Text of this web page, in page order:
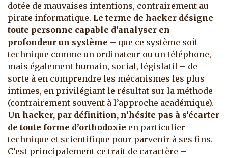
dotée de mauvaises intentions, contrairement au
pirate informatique. Le terme de hacker désigne
toute personne capable d’analyser en
profondeur un système – que ce système soit
technique comme un ordinateur ou un téléphone,
mais également humain, social, législatif – de
sorte à en comprendre les mécanismes les plus
intimes, en privilégiant le résultat sur la méthode
(contrairement souvent à l’approche académique).
Un hacker, par définition, n’hésite pas à s’écarter
de toute forme d’orthodoxie en particulier
technique et scientifique pour parvenir à ses fins.
C’est principalement ce trait de caractère –